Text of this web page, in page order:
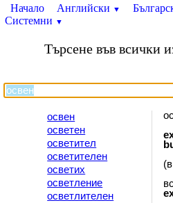
Начало Английски ▼
Системни ▼
Търсене във всички
освен
осветен
осветител
осветителен
осветих
осветление
осветлителен